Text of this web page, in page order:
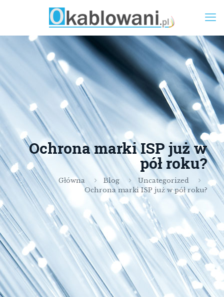
Ochrona marki ISP już w
pół roku?
Główna Blog
Uncategorized
Ochrona marki ISP już w pół roku?